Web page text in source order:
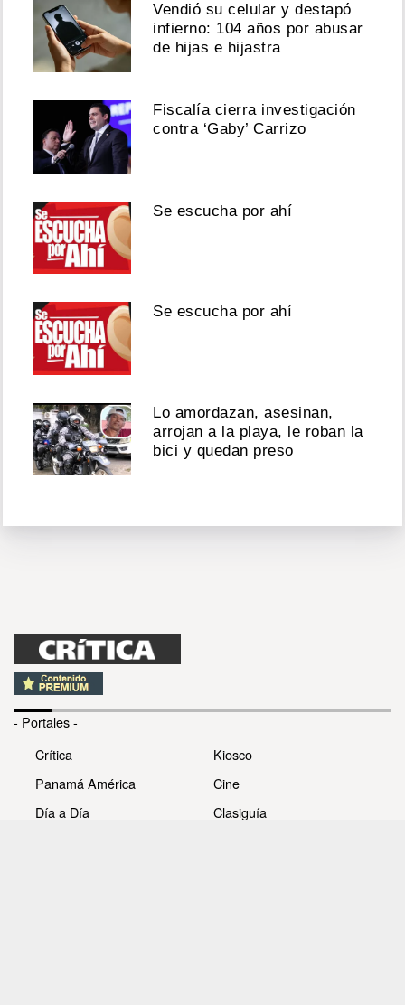
Vendió su celular y destapó
infierno: 104 años por abusar
de hijas e hijastra
Fiscalía cierra investigación
contra ‘Gaby’ Carrizo
Se escucha por ahí
Se escucha por ahí
Lo amordazan, asesinan,
arrojan a la playa, le roban la
bici y quedan preso
- Portales -
Crítica
Panamá América
Día a Día
Kiosco
Cine
Clasiguía